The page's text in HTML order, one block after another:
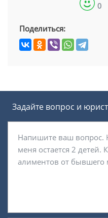
0
Поделиться:
Задайте вопрос и